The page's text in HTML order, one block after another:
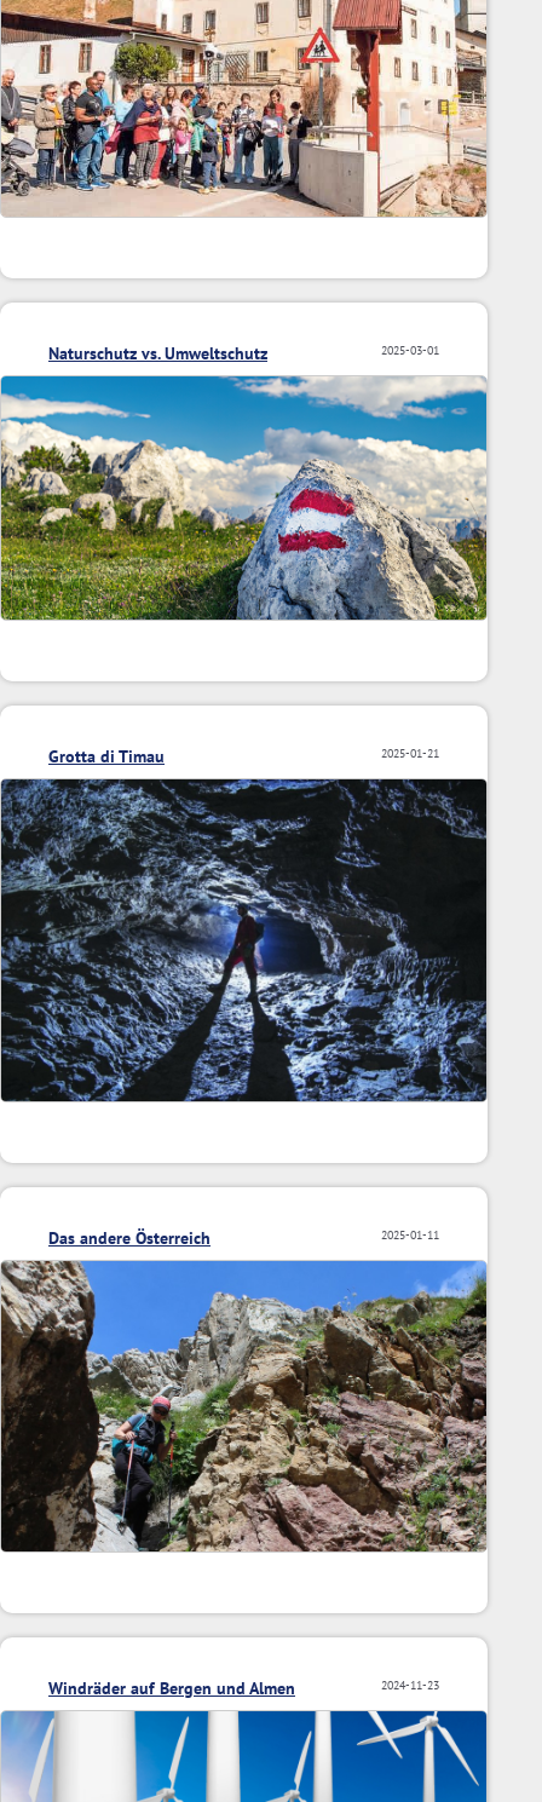
2025-03-01
Naturschutz vs. Umweltschutz
2025-01-21
Grotta di Timau
2025-01-11
Das andere Österreich
2024-11-23
Windräder auf Bergen und Almen